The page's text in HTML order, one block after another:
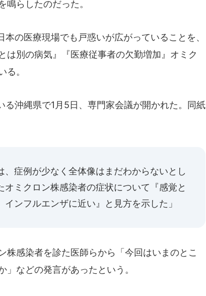
らしたのだった。
の医療現場でも戸惑いが広がっていることを、
は別の病気』『医療従事者の欠勤増加』オミク
る。
沖縄県で1月5日、専門家会議が開かれた。同紙
、症例が少なく全体像はまだわからないとし
ミクロン株感染者の症状について『感覚と
ンフルエンザに近い』と見方を示した」
株感染者を診た医師らから「今回はいまのとこ
などの発言があったという。